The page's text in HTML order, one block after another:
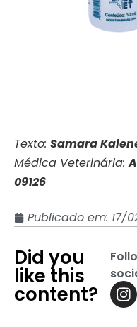
Texto: Samara
Médica Veterinária:
09126
Publicado em: 17/
Did you
like this
content?